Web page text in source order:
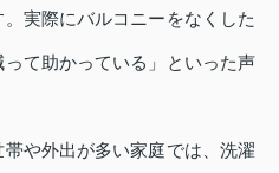
実際にバルコニーをなくした
て助かっている」といった声
や外出が多い家庭では、洗濯